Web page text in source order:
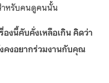
ำหรับคนดูคนนั้น
องนี้คับคั่งเหลือเกิน คิดว่า
คงอยากร่วมงานกับคุณ